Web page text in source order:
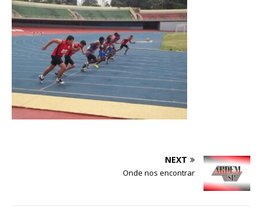
NEXT
Onde nos encontrar